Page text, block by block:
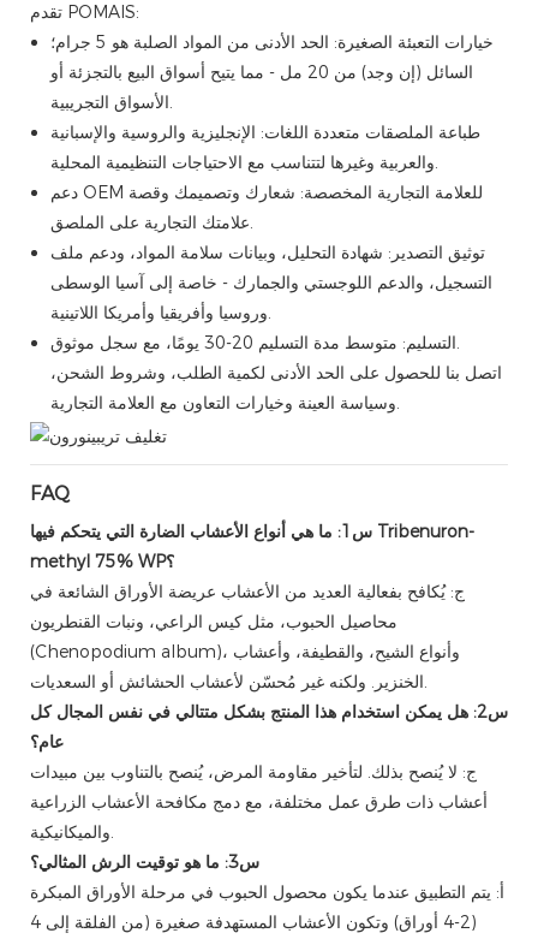
تقدم POMAIS:
خيارات التعبئة الصغيرة: الحد الأدنى من المواد الصلبة هو 5 جرام؛
السائل (إن وجد) من 20 مل - مما يتيح أسواق البيع بالتجزئة أو
الأسواق التجريبية.
طباعة الملصقات متعددة اللغات: الإنجليزية والروسية والإسبانية
والعربية وغيرها لتتناسب مع الاحتياجات التنظيمية المحلية.
دعم OEM للعلامة التجارية المخصصة: شعارك وتصميمك وقصة
علامتك التجارية على الملصق.
توثيق التصدير: شهادة التحليل، وبيانات سلامة المواد، ودعم ملف
التسجيل، والدعم اللوجستي والجمارك - خاصة إلى آسيا الوسطى
وروسيا وأفريقيا وأمريكا اللاتينية.
التسليم: متوسط ​​​​مدة التسليم 20-30 يومًا، مع سجل موثوق.
اتصل بنا للحصول على الحد الأدنى لكمية الطلب، وشروط الشحن،
وسياسة العينة وخيارات التعاون مع العلامة التجارية.
FAQ
س1: ما هي أنواع الأعشاب الضارة التي يتحكم فيها Tribenuron-
methyl 75% WP؟
ج: يُكافح بفعالية العديد من الأعشاب عريضة الأوراق الشائعة في
محاصيل الحبوب، مثل كيس الراعي، ونبات القنطريون
(Chenopodium album)، وأنواع الشيح، والقطيفة، وأعشاب
الخنزير. ولكنه غير مُحسّن لأعشاب الحشائش أو السعديات.
س2: هل يمكن استخدام هذا المنتج بشكل متتالي في نفس المجال كل
عام؟
ج: لا يُنصح بذلك. لتأخير مقاومة المرض، يُنصح بالتناوب بين مبيدات
أعشاب ذات طرق عمل مختلفة، مع دمج مكافحة الأعشاب الزراعية
والميكانيكية.
س3: ما هو توقيت الرش المثالي؟
أ: يتم التطبيق عندما يكون محصول الحبوب في مرحلة الأوراق المبكرة
(2-4 أوراق) وتكون الأعشاب المستهدفة صغيرة (من الفلقة إلى 4